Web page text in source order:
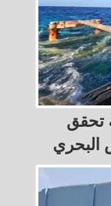
تحقق
البحري